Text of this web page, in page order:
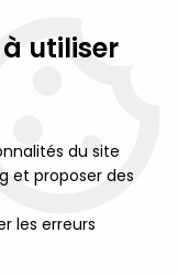
- Figurine Pvc Bully
utiliser
du site
et proposer des
les erreurs